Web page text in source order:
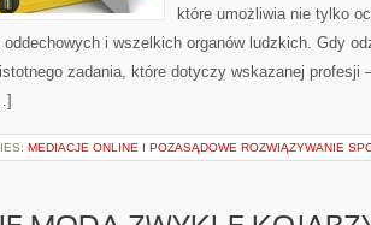
które umożliwia nie tylko
oddechowych i wszelkich organów ludzkich. Gdy
zadania, które dotyczy wskazanej profesji
MEDIACJE ONLINE I POZASĄDOWE ROZWIĄZYWANIE